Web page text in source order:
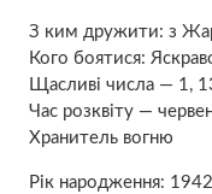
З ким дружити: з
Кого боятися:
Щасливі числа — 1,
Час розквіту —
Хранитель вогню
Рік народження: